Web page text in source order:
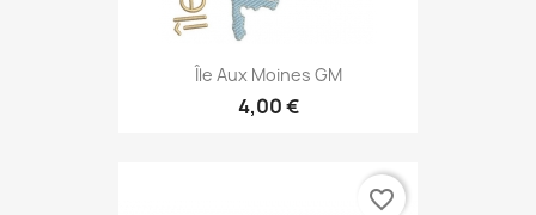
Île Aux Moines GM
4,00 €
favorite_border